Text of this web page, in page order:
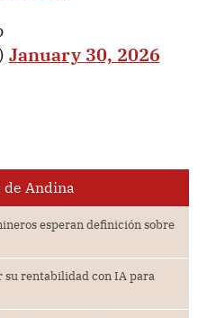
January 30, 2026
de Andina
esperan definición sobre
su rentabilidad con IA para